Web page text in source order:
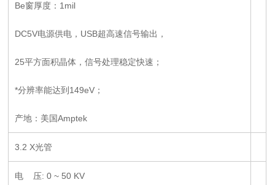
Be窗厚度：1mil
DC5V电源供电，USB超高速信号输出，
25平方面积晶体，信号处理稳定快速；
*分辨率能达到149eV；
产地：美国Amptek
3.2 X光管
电 压: 0 ~ 50 KV